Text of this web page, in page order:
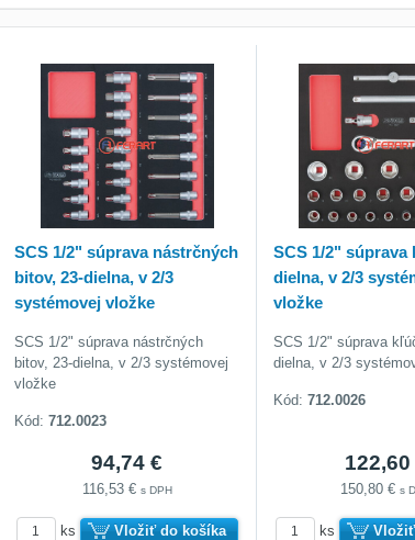
SCS 1/2" súprava nástrčných
bitov, 23-dielna, v 2/3
systémovej vložke
SCS 1/2" súprava nástrčných
bitov, 23-dielna, v 2/3 systémovej
vložke
Kód:712.0023
94,74 €
116,53 € s DPH
ks Vložiť do košíka
SCS 1/2" súprava
dielna, v 2/3
vložke
SCS 1/2" súprava
dielna, v 2/3
Kód:712.0026
122,60
150,80 €s
ks